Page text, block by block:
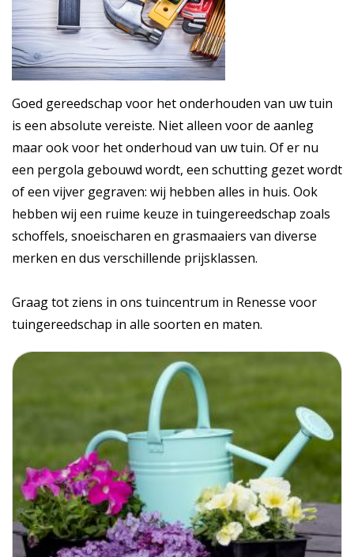
Goed gereedschap voor het onderhouden van uw tuin
is een absolute vereiste. Niet alleen voor de aanleg
maar ook voor het onderhoud van uw tuin. Of er nu
een pergola gebouwd wordt, een schutting gezet wordt
of een vijver gegraven: wij hebben alles in huis. Ook
hebben wij een ruime keuze in tuingereedschap zoals
schoffels, snoeischaren en grasmaaiers van diverse
merken en dus verschillende prijsklassen.
Graag tot ziens in ons tuincentrum in Renesse voor
tuingereedschap in alle soorten en maten.